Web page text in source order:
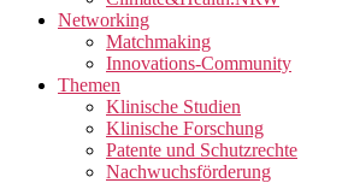
Networking
Matchmaking
Innovations-Community
Themen
Klinische Studien
Klinische Forschung
Patente und Schutzrechte
Nachwuchsförderung